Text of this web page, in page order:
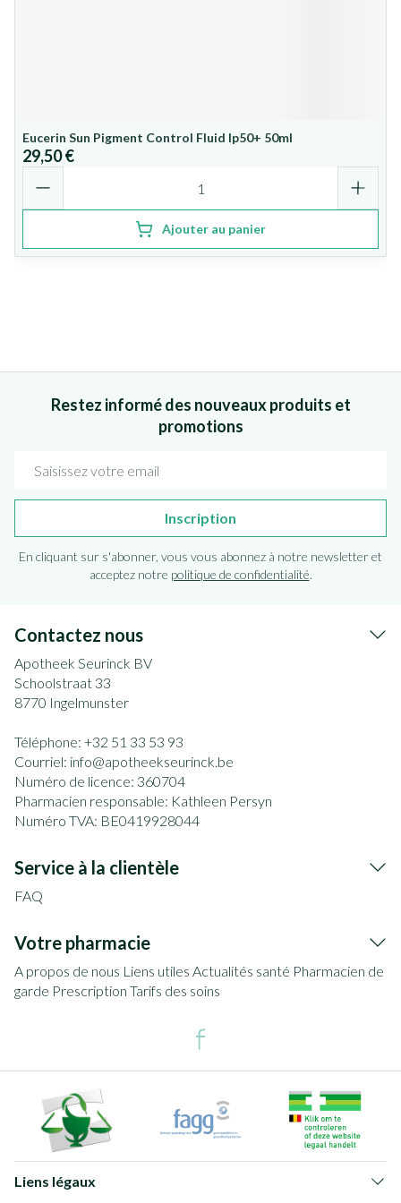
Eucerin Sun Pigment Control Fluid Ip50+ 50ml
29,50 €
Ajouter au panier
Restez informé des nouveaux produits et
promotions
Inscription
En cliquant sur s'abonner, vous vous abonnez à notre newsletter et
acceptez notre politique de confidentialité.
Contactez nous
Apotheek Seurinck BV
Schoolstraat 33
8770 Ingelmunster
Téléphone: +32 51 33 53 93
Courriel: info@apotheekseurinck.be
Numéro de licence: 360704
Pharmacien responsable: Kathleen Persyn
Numéro TVA: BE0419928044
Service à la clientèle
FAQ
Votre pharmacie
A propos de nous Liens utiles Actualités santé Pharmacien de
garde Prescription Tarifs des soins
Liens légaux